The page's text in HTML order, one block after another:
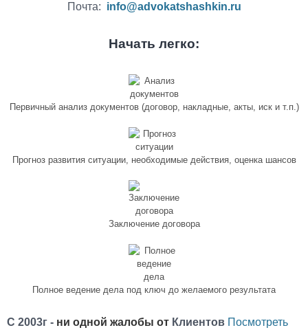
Почта: info@advokatshashkin.ru
Начать легко:
Первичный анализ документов (договор, накладные, акты, иск и т.п.)
Прогноз развития ситуации, необходимые действия, оценка шансов
Заключение договора
Полное ведение дела под ключ до желаемого результата
С 2003г - ни одной жалобы от Клиентов Посмотреть